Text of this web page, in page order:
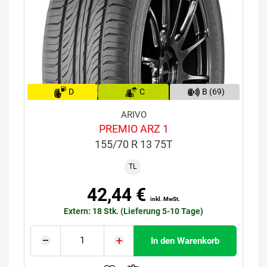
D C B (69)
ARIVO
PREMIO ARZ 1
155/70 R 13 75T
TL
42,44 € inkl. MwSt.
Extern: 18 Stk. (Lieferung 5-10 Tage)
In den Warenkorb